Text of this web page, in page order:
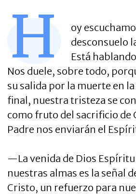
H
oy
desconsuelo
Está
Nos duele, sobre todo,
su salida por la muerte en
final, nuestra tristeza se
como fruto del sacrificio de
Padre nos enviarán el
—La venida de Dios Espíritu
nuestras almas es la señal
Cristo, un refuerzo para